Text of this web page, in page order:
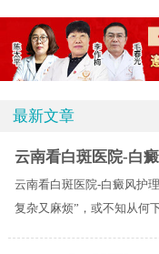
最新文章
云南看白斑医院-白
云南看白斑医院-白癜风护
复杂又麻烦”，或不知从何